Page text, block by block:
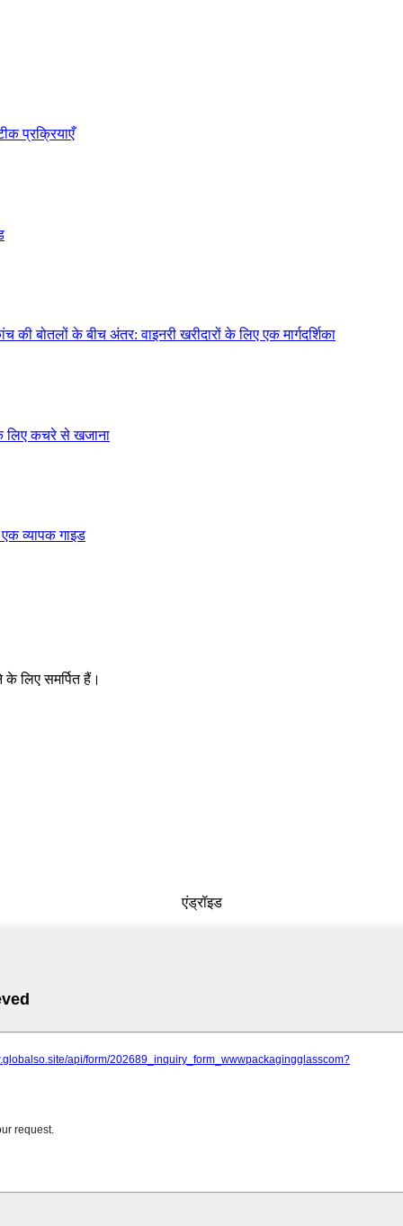
लिए समर्पित हैं।
एंड्रॉइड